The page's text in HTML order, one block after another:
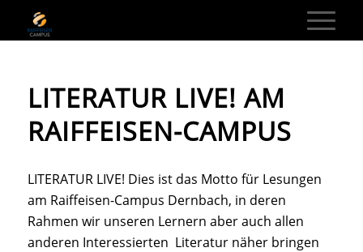
LITERATUR LIVE! AM
RAIFFEISEN-CAMPUS
LITERATUR LIVE! Dies ist das Motto für Lesungen
am Raiffeisen-Campus Dernbach, in deren
Rahmen wir unseren Lernern aber auch allen
anderen Interessierten Literatur näher bringen